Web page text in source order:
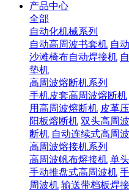
产品中心
全部
自动化机械系列
自动高周波书套机 自
沙滩椅布自动焊接机
垫机
高周波熔断机系列
手机皮套高周波熔断机
用高周波熔断机 皮革
阳板熔断机 双头高周
断机 自动连续式高周
高周波熔接机系列
高周波帆布熔接机 单
手动推盘式高周波机
周波机 输送带档板焊